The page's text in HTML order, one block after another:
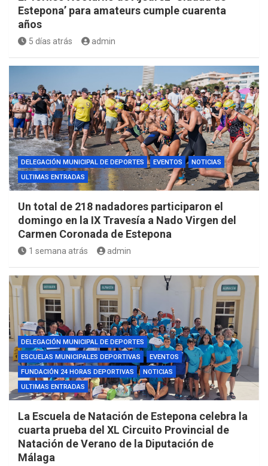
Estepona’ para amateurs cumple cuarenta
años
5 días atrás admin
DELEGACIÓN MUNICIPAL DE DEPORTES EVENTOS
NOTICIAS
ULTIMAS ENTRADAS
Un total de 218 nadadores participaron el
domingo en la IX Travesía a Nado Virgen del
Carmen Coronada de Estepona
1 semana atrás admin
DELEGACIÓN MUNICIPAL DE DEPORTES
ESCUELAS MUNICIPALES DEPORTIVAS
EVENTOS
FUNDACIÓN 24 HORAS DEPORTIVAS
NOTICIAS
ULTIMAS ENTRADAS
La Escuela de Natación de Estepona celebra la
cuarta prueba del XL Circuito Provincial de
Natación de Verano de la Diputación de
Málaga